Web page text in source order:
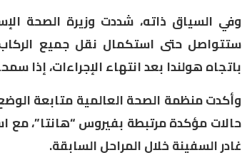
وفي السياق ذاته، شددت وزيرة الصحة
ستتواصل حتى استكمال نقل جميع
باتجاه هولندا بعد انتهاء الإجراءات، إذا
وأكدت منظمة الصحة العالمية متابعة
حالات مؤكدة مرتبطة بفيروس “هانتا”، مع
غادر السفينة خلال المراحل السابقة.